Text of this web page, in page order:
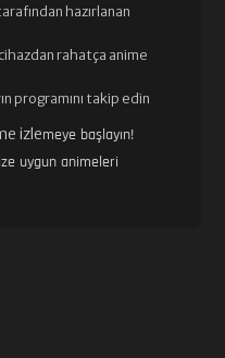
hazırlanan
rahatça anime
programını takip edin
izlemeye başlayın!
uygun animeleri